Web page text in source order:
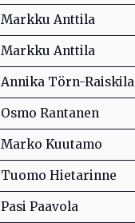
Markku Anttila
Markku Anttila
Annika Törn-Raiskila
Osmo Rantanen
Marko Kuutamo
Tuomo Hietarinne
Pasi Paavola